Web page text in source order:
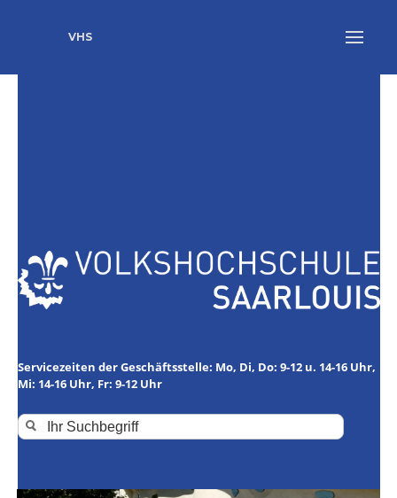
VHS
Servicezeiten der Geschäftsstelle: Mo, Di, Do: 9-12 u. 14-16 Uhr,
Mi: 14-16 Uhr, Fr: 9-12 Uhr